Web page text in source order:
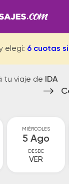
elegí: 6 cuotas
tu viaje de IDA
MIÉRCOLES
5 Ago
DESDE
VER